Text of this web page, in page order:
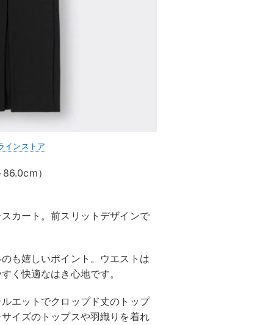
インストア
）
カート。前スリットデザインで
も嬉しいポイント。ウエストは
く快適なはき心地です。
エットでクロップド丈のトップ
イズのトップスや羽織りを着れ